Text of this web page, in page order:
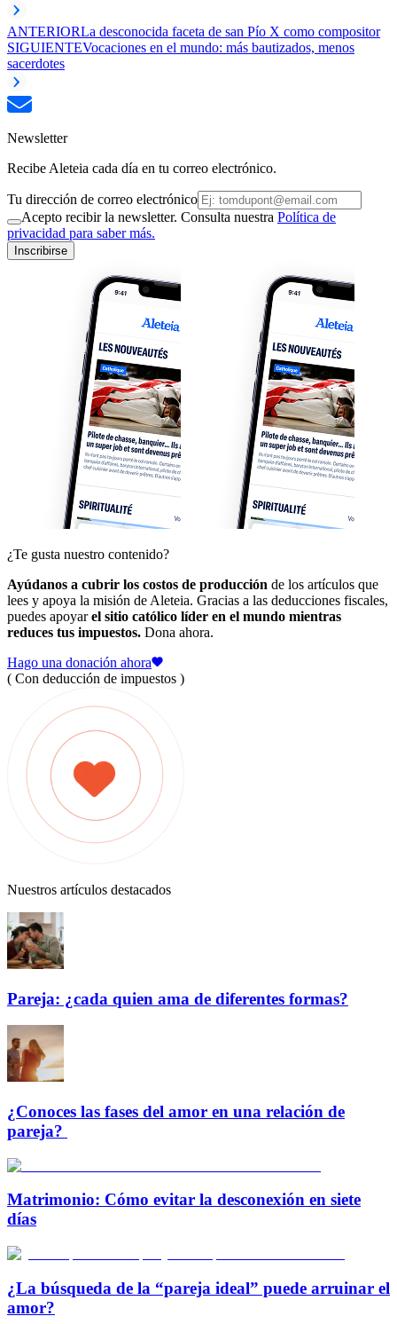
ANTERIORLa desconocida faceta de san Pío X como compositor
SIGUIENTEVocaciones en el mundo: más bautizados, menos
sacerdotes
Newsletter
Recibe Aleteia cada día en tu correo electrónico.
Tu dirección de correo electrónico
Acepto recibir la newsletter. Consulta nuestra Política de
privacidad para saber más.
Inscribirse
¿Te gusta nuestro contenido?
Ayúdanos a cubrir los costos de producción de los artículos que
lees y apoya la misión de Aleteia. Gracias a las deducciones fiscales,
puedes apoyarel sitio católico líder en el mundo mientras
reduces tus impuestos. Dona ahora.
Hago una donación ahora
( Con deducción de impuestos )
Nuestros artículos destacados
Pareja: ¿cada quien ama de diferentes formas?
¿Conoces las fases del amor en una relación de
pareja?
Matrimonio: Cómo evitar la desconexión en siete
días
¿La búsqueda de la “pareja ideal” puede arruinar el
amor?